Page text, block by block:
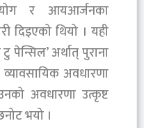
र आयआर्जनका
दिइएको थियो । यही
पेन्सिल’ अर्थात् पुराना
अवधारणा
अवधारणा उत्कृष्ट
भयो ।